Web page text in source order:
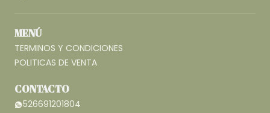
MENÚ
TERMINOS Y CONDICIONES
POLITICAS DE VENTA
CONTACTO
526691201804